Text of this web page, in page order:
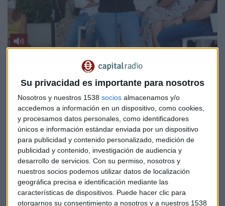
Su privacidad es importante para nosotros
Nosotros y nuestros 1538 socios almacenamos y/o
accedemos a información en un dispositivo, como cookies,
y procesamos datos personales, como identificadores
únicos e información estándar enviada por un dispositivo
para publicidad y contenido personalizado, medición de
publicidad y contenido, investigación de audiencia y
desarrollo de servicios. Con su permiso, nosotros y
nuestros socios podemos utilizar datos de localización
geográfica precisa e identificación mediante las
características de dispositivos. Puede hacer clic para
otorgarnos su consentimiento a nosotros y a nuestros 1538
Ley de "solo sí es sí": "Nos quedamos pensando que
nos trataba como a tontas", dicen desde el PP
Lucía Martín